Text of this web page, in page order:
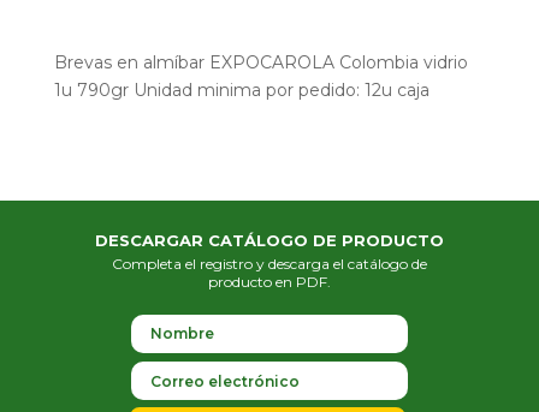
Brevas en almíbar EXPOCAROLA Colombia vidrio
1u 790gr Unidad minima por pedido: 12u caja
DESCARGAR CATÁLOGO DE PRODUCTO
Completa el registro y descarga el catálogo de
producto en PDF.